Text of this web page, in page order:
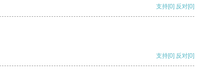
支持[0] 反对[0]
支持[0] 反对[0]